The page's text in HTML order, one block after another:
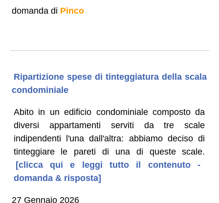
domanda di Pinco
Ripartizione spese di tinteggiatura della scala
condominiale
Abito in un edificio condominiale composto da
diversi appartamenti serviti da tre scale
indipendenti l'una dall'altra: abbiamo deciso di
tinteggiare le pareti di una di queste scale.
[clicca qui e leggi tutto il contenuto -
domanda & risposta]
27 Gennaio 2026